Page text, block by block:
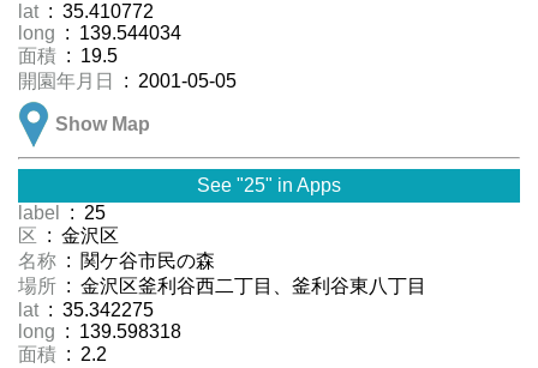
lat : 35.410772
long : 139.544034
面積 : 19.5
開園年月日
: 2001-05-05
Show Map
See "25" in Apps
label
: 25
区 : 金沢区
名称 : 関ケ谷市民の森
場所 : 金沢区釜利谷西二丁目、釜利谷東八丁目
lat : 35.342275
long : 139.598318
面積 : 2.2